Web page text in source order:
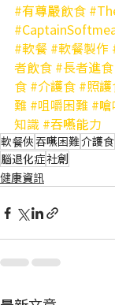
#有尊嚴飲食
#軟餐 #軟餐製作
者飲食 #長者進食
食 #介護食 #照
難 #咀嚼困難 #嗆
知識 #吞嚥能力
軟餐俠吞嚥困難介護食
腦退化症社創
健康資訊